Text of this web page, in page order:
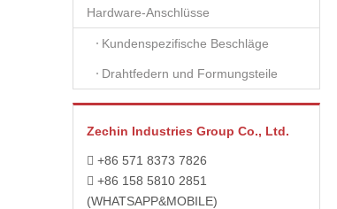
Hardware-Anschlüsse
Kundenspezifische Beschläge
Drahtfedern und Formungsteile
Zechin Industries Group Co., Ltd.
 +86 571 8373 7826
 +86 158 5810 2851
(WHATSAPP&MOBILE)